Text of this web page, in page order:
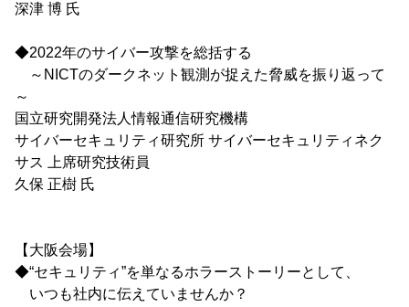
深津 博 氏
◆2022年のサイバー攻撃を総括する
～NICTのダークネット観測が捉えた脅威を振り返って
～
国立研究開発法人情報通信研究機構
サイバーセキュリティ研究所 サイバーセキュリティネク
サス 上席研究技術員
久保 正樹 氏
【大阪会場】
◆“セキュリティ”を単なるホラーストーリーとして、
いつも社内に伝えていませんか？